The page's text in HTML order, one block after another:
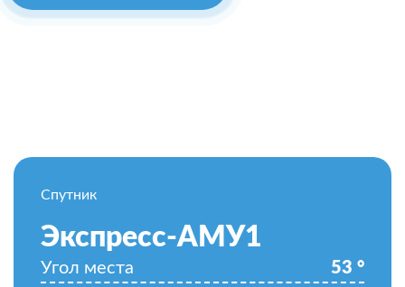
Спутник
Экспресс-АМУ1
Угол места 53 °